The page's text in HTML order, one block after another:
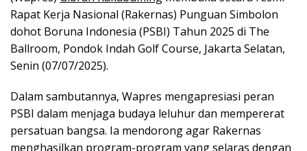
Rapat Kerja Nasional (Rakernas) Punguan Simbolon
dohot Boruna Indonesia (PSBI) Tahun 2025 di The
Ballroom, Pondok Indah Golf Course, Jakarta Selatan,
Senin (07/07/2025).
Dalam sambutannya, Wapres mengapresiasi peran
PSBI dalam menjaga budaya leluhur dan mempererat
persatuan bangsa. Ia mendorong agar Rakernas
menghasilkan program-program yang selaras dengan